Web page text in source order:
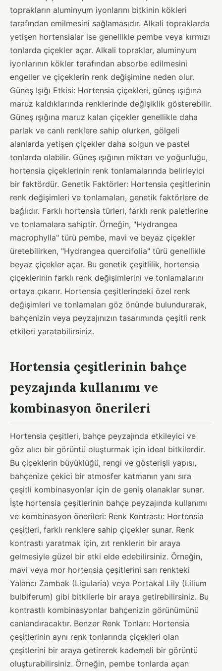
toprakların aluminyum iyonlarını bitkinin kökleri
tarafından emilmesini sağlamasıdır. Alkali topraklarda
yetişen hortensialar ise genellikle pembe veya kırmızı
tonlarda çiçekler açar. Alkali topraklar, aluminyum
iyonlarının kökler tarafından absorbe edilmesini
engeller ve çiçeklerin renk değişimine neden olur.
Güneş Işığı Etkisi: Hortensia çiçekleri, güneş ışığına
maruz kaldıklarında renklerinde değişiklik gösterebilir.
Güneş ışığına maruz kalan çiçekler genellikle daha
parlak ve canlı renklere sahip olurken, gölgeli
alanlarda yetişen çiçekler daha solgun ve pastel
tonlarda olabilir. Güneş ışığının miktarı ve yoğunluğu,
hortensia çiçeklerinin renk tonlamalarında belirleyici
bir faktördür. Genetik Faktörler: Hortensia çeşitlerinin
renk değişimleri ve tonlamaları, genetik faktörlere de
bağlıdır. Farklı hortensia türleri, farklı renk paletlerine
ve tonlamalara sahiptir. Örneğin, "Hydrangea
macrophylla" türü pembe, mavi ve beyaz çiçekler
üretebilirken, "Hydrangea quercifolia" türü genellikle
beyaz çiçekler açar. Bu genetik çeşitlilik, hortensia
çiçeklerinin farklı renk değişimlerini ve tonlamalarını
ortaya çıkarır. Hortensia çeşitlerindeki özel renk
değişimleri ve tonlamaları göz önünde bulundurarak,
bahçenizin veya peyzajınızın tasarımında çeşitli renk
etkileri yaratabilirsiniz.
Hortensia çeşitlerinin bahçe
peyzajında kullanımı ve
kombinasyon önerileri
Hortensia çeşitleri, bahçe peyzajında etkileyici ve
göz alıcı bir görüntü oluşturmak için ideal bitkilerdir.
Bu çiçeklerin büyüklüğü, rengi ve gösterişli yapısı,
bahçenize çekici bir atmosfer katmanın yanı sıra
çeşitli kombinasyonlar için de geniş olanaklar sunar.
İşte hortensia çeşitlerinin bahçe peyzajında kullanımı
ve kombinasyon önerileri: Renk Kontrastı: Hortensia
çeşitleri, farklı renklere sahip çiçekler sunar. Renk
kontrastı yaratmak için, zıt renklerin bir araya
gelmesiyle güzel bir etki elde edebilirsiniz. Örneğin,
mavi veya mor hortensia çeşitlerini sarı renkteki
Yalancı Zambak (Ligularia) veya Portakal Lily (Lilium
bulbiferum) gibi bitkilerle bir araya getirebilirsiniz. Bu
kontrastlı kombinasyonlar bahçenizin görünümünü
canlandıracaktır. Benzer Renk Tonları: Hortensia
çeşitlerinin aynı renk tonlarında çiçekleri olan
çeşitlerini bir araya getirerek kademeli bir görüntü
oluşturabilirsiniz. Örneğin, pembe tonlarda açan